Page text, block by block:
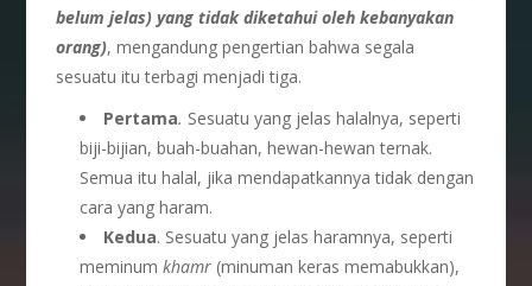
belum jelas) yang tidak diketahui oleh kebanyakan
orang), mengandung pengertian bahwa segala
sesuatu itu terbagi menjadi tiga.
Pertama. Sesuatu yang jelas halalnya, seperti
biji-bijian, buah-buahan, hewan-hewan ternak.
Semua itu halal, jika mendapatkannya tidak dengan
cara yang haram.
Kedua. Sesuatu yang jelas haramnya, seperti
meminumkhamr (minuman keras memabukkan),